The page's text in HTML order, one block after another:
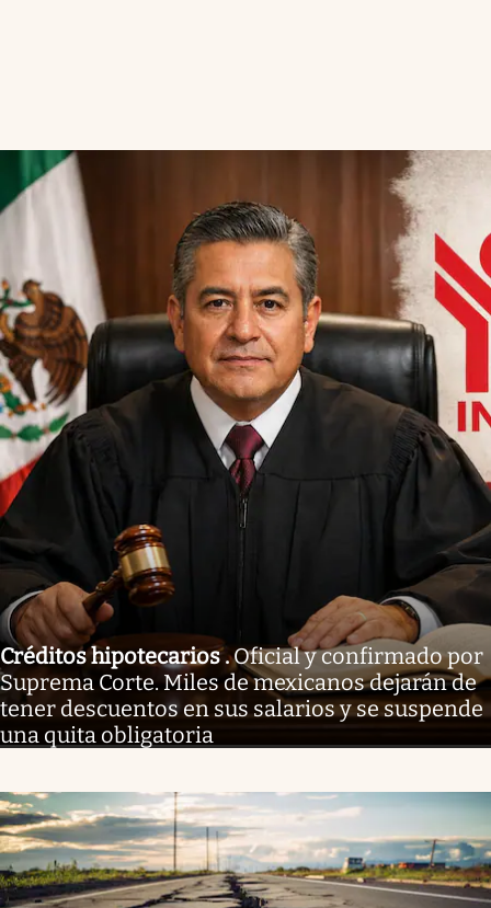
Créditos hipotecarios.Oficial y confirmado por
Suprema Corte. Miles de mexicanos dejarán de
tener descuentos en sus salarios y se suspende
una quita obligatoria